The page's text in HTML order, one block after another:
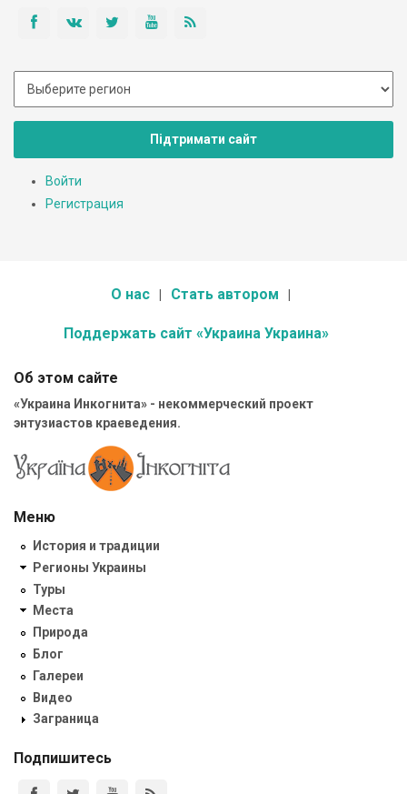
Підтримати сайт
Войти
Регистрация
О нас Стать автором
Поддержать сайт «Украина Украина»
Об этом сайте
«Украина Инкогнита» - некоммерческий проект
энтузиастов краеведения.
Меню
История и традиции
Регионы Украины
Туры
Места
Природа
Блог
Галереи
Видео
Заграница
Подпишитесь